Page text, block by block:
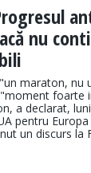
nu
maraton, nu
foarte
a declarat,
pentru Europa
un discurs la